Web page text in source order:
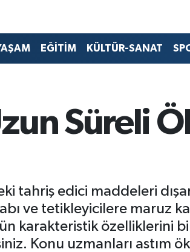
EĞİTİM KÜLTÜR-SANAT
Süreli
tahriş edici maddeleri
ve tetikleyicilere maruz
karakteristik özelliklerini
Konu uzmanları astım